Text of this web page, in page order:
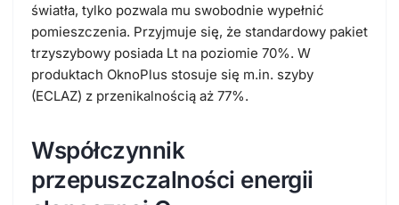
światła, tylko pozwala mu swobodnie wypełnić
pomieszczenia. Przyjmuje się, że standardowy pakiet
trzyszybowy posiada Lt na poziomie 70%. W
produktach OknoPlus stosuje się m.in. szyby
(ECLAZ) z przenikalnością aż 77%.
Współczynnik
przepuszczalności energii